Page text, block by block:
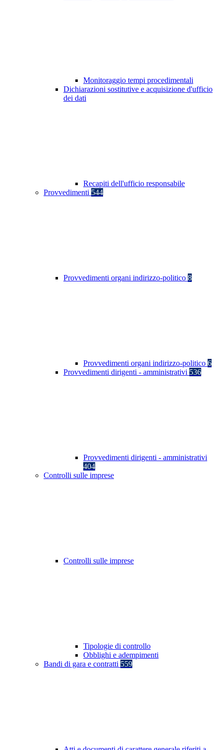
Monitoraggio tempi procedimentali
Dichiarazioni sostitutive e acquisizione d'ufficio
dei dati
Recapiti dell'ufficio responsabile
Provvedimenti 544
Provvedimenti organi indirizzo-politico 8
Provvedimenti organi indirizzo-politico 6
Provvedimenti dirigenti - amministrativi 536
Provvedimenti dirigenti - amministrativi
404
Controlli sulle imprese
Controlli sulle imprese
Tipologie di controllo
Obblighi e adempimenti
Bandi di gara e contratti 559